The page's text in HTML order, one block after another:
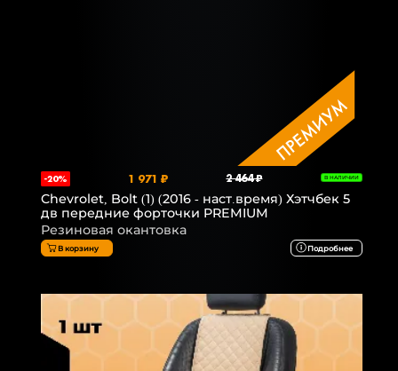
-20% 1 971 ₽ 2 464 ₽ В НАЛИЧИИ
Chevrolet, Bolt (1) (2016 - наст.время) Хэтчбек 5
дв передние форточки PREMIUM
Резиновая окантовка
В корзину Подробнее